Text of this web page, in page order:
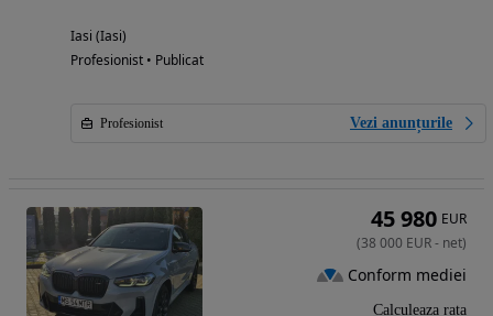
Iasi (Iasi)
Profesionist • Publicat
Profesionist Vezi anunțurile
45 980 EUR
(38 000 EUR- net)
Conform mediei
Calculeaza rata